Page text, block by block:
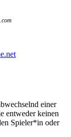
einer
entweder keinen
Spieler*in oder